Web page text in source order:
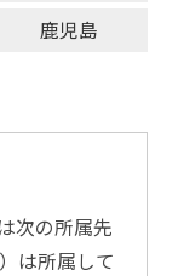
鹿児島
次の所属先
は所属して